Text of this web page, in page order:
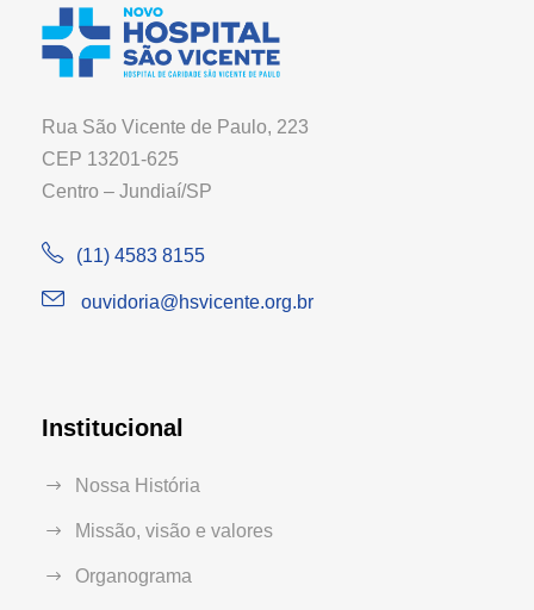
Rua São Vicente de Paulo, 223
CEP 13201-625
Centro – Jundiaí/SP
(11) 4583 8155
ouvidoria@hsvicente.org.br
Institucional
Nossa História
Missão, visão e valores
Organograma